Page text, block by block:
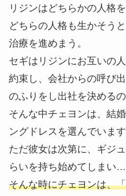
リジンはどちらかの人格
どちらの人格も生かそう
治療を進めまう。
セギはリジンにお互いの
約束し、会社からの呼び
のふりをし出社を決めるの
そんな中チェヨンは、結
ングドレスを選んでいます
ただ彼女は次第に、ギジ
らいを持ち始めてしまい…
そんな時にチェヨンは、